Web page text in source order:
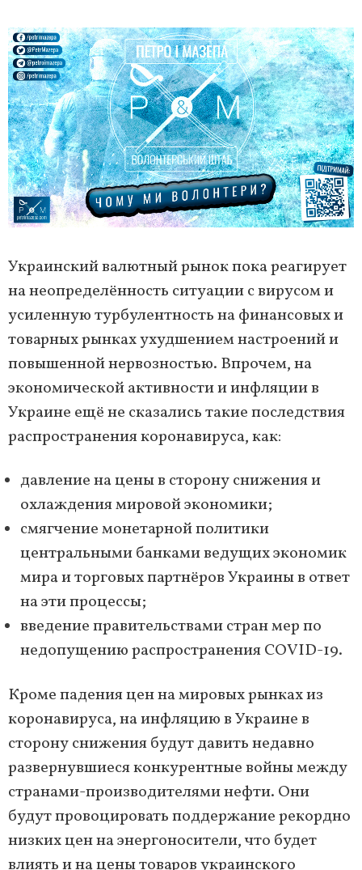
Украинский валютный рынок пока реагирует
на неопределённость ситуации с вирусом и
усиленную турбулентность на финансовых и
товарных рынках ухудшением настроений и
повышенной нервозностью. Впрочем, на
экономической активности и инфляции в
Украине ещё не сказались такие последствия
распространения коронавируса, как:
давление на цены в сторону снижения и
охлаждения мировой экономики;
смягчение монетарной политики
центральными банками ведущих экономик
мира и торговых партнёров Украины в ответ
на эти процессы;
введение правительствами стран мер по
недопущению распространения COVID-19.
Кроме падения цен на мировых рынках из
коронавируса, на инфляцию в Украине в
сторону снижения будут давить недавно
развернувшиеся конкурентные войны между
странами-производителями нефти. Они
будут провоцировать поддержание рекордно
низких цен на энергоносители, что будет
влиять и на цены товаров украинского